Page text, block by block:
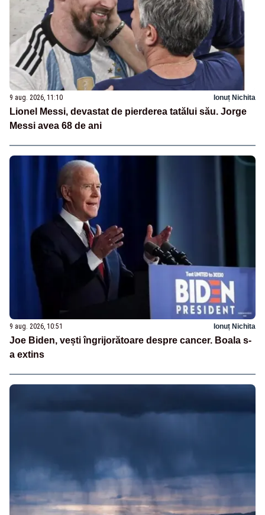
9 aug. 2026, 11:10 Ionuț Nichita
Lionel Messi, devastat de pierderea tatălui său. Jorge
Messi avea 68 de ani
9 aug. 2026, 10:51 Ionuț Nichita
Joe Biden, vești îngrijorătoare despre cancer. Boala s-
a extins